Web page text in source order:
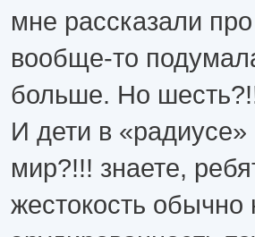
мне рассказали
вообще-то
больше. Но
И дети в
мир?!!! знаете,
жестокость обычно